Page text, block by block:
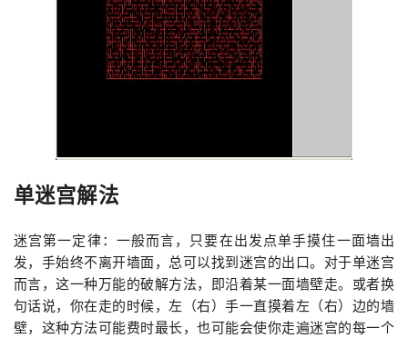
单迷宫解法
迷宫第一定律：一般而言，只要在出发点单手摸住一面墙出
发，手始终不离开墙面，总可以找到迷宫的出口。对于单迷宫
而言，这一种万能的破解方法，即沿着某一面墙壁走。或者换
句话说，你在走的时候，左（右）手一直摸着左（右）边的墙
壁，这种方法可能费时最长，也可能会使你走遍迷宫的每一个